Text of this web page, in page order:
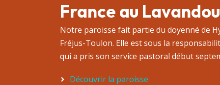
France au Lavandou
Notre paroisse fait partie du doyenné de
Fréjus-Toulon. Elle est sous la
qui a pris son service pastoral début
Découvrir la paroisse